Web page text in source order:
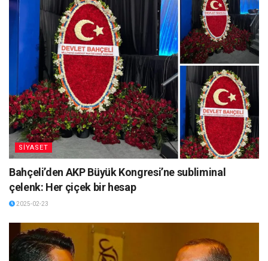
SİYASET
Bahçeli’den AKP Büyük Kongresi’ne subliminal
çelenk: Her çiçek bir hesap
2025-02-23